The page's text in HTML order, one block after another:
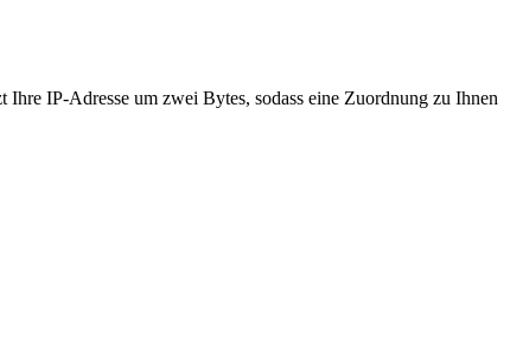
IP-Adresse um zwei Bytes, sodass eine Zuordnung zu Ihnen